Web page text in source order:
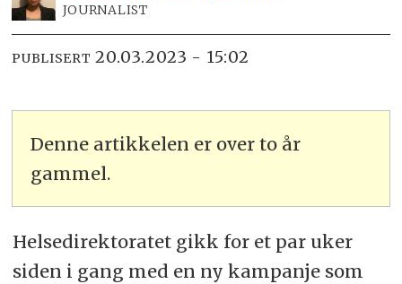
JOURNALIST
PUBLISERT 20.03.2023 - 15:02
Denne artikkelen er over to år
gammel.
Helsedirektoratet gikk for et par uker
siden i gang med en ny kampanje som